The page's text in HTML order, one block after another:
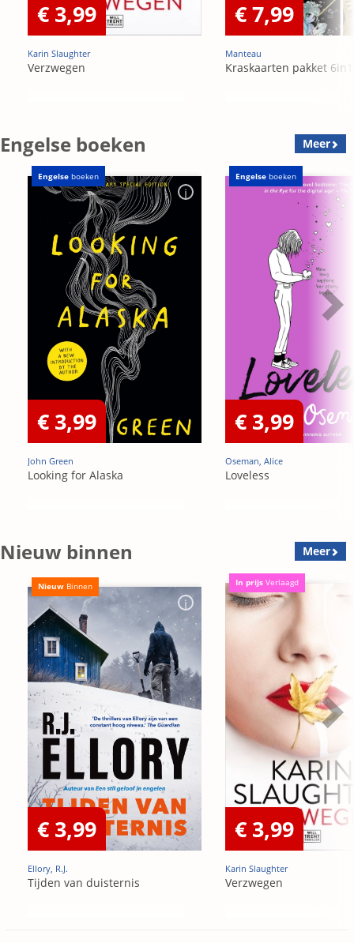
€ 3,99
Karin Slaughter
Verzwegen
€ 7,99
Manteau
Kraskaarten pakket 6in1
Engelse boeken Meer
Engelse boeken
€ 3,99
John Green
Looking for Alaska
Engelse boeken
€ 3,99
Oseman, Alice
Loveless
Nieuw binnen Meer
Nieuw Binnen
€ 3,99
Ellory, R.J.
Tijden van duisternis
In prijs Verlaagd
€ 3,99
Karin Slaughter
Verzwegen